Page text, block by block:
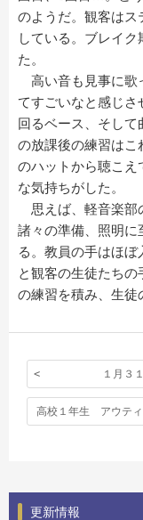
のようだ。観客はス
している。ブレイ
た。
高い音も見事に歌
てすごいなと感じさ
回るベース、そして
の放課後の練習はこ
のハットから聴こえ
な気持ちがした。
思えば、軽音楽部
諸々の準備、照明に
る。教員の手はほ
と観客の生徒たち
の練習を積み、生徒
１月３
更新情報